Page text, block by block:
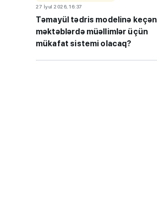
27 İyul 2026, 16:37
Təmayül tədris modelinə keçən
məktəblərdə müəllimlər üçün
mükafat sistemi olacaq?